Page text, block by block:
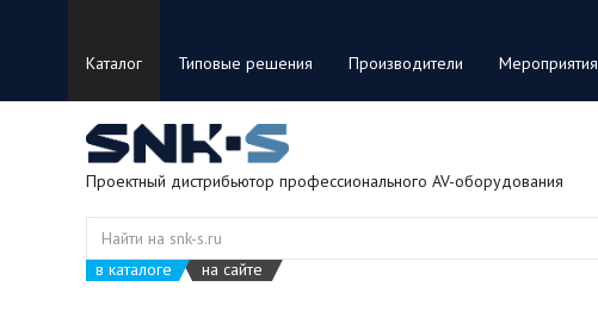
Каталог Типовые решения Производители Мероприятия
Проектный дистрибьютор профессионального AV-оборудования
в каталоге на сайте